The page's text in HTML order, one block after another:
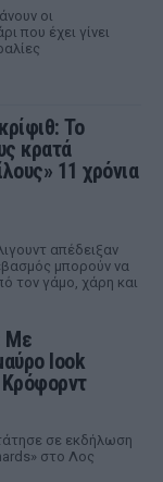
οι
που έχει γίνει
Το
κρατά
11 χρόνια
απέδειξαν
μπορούν να
τον γάμο, χάρη και
Με
look
Κρόφορντ
σε εκδήλωση
στο Λος